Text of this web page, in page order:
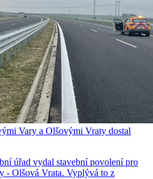
Vary a Olšovými Vraty dostal
úřad vydal stavební povolení pro
- Olšová Vrata. Vyplývá to z